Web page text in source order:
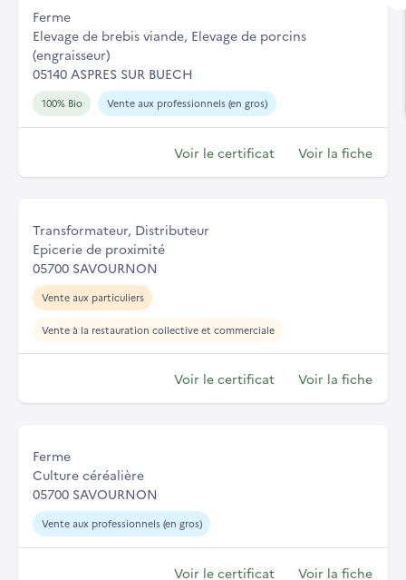
Ferme
Elevage de brebis viande, Elevage de porcins
(engraisseur)
05140 ASPRES SUR BUECH
100% Bio Vente aux professionnels (en gros)
Voir le certificat Voir la fiche
Transformateur, Distributeur
Epicerie de proximité
05700 SAVOURNON
Vente aux particuliers
Vente à la restauration collective et commerciale
Voir le certificat Voir la fiche
Ferme
Culture céréalière
05700 SAVOURNON
Vente aux professionnels (en gros)
Voir le certificat Voir la fiche